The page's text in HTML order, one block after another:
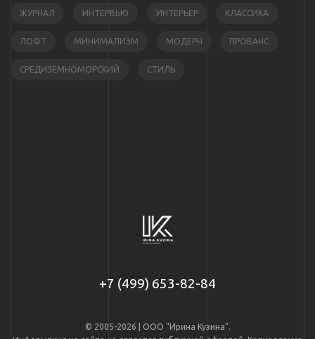
ЖУРНАЛ ИНТЕРВЬЮ ИНТЕРЬЕР КЛАССИКА
ЛОФТ МИНИМАЛИЗМ МОДЕРН ПРОВАНС
СРЕДИЗЕМНОМОРСКИЙ СТИЛЬ
+7 (499) 653-82-84
© 2005-2026 | ООО "Ирина Кузина".